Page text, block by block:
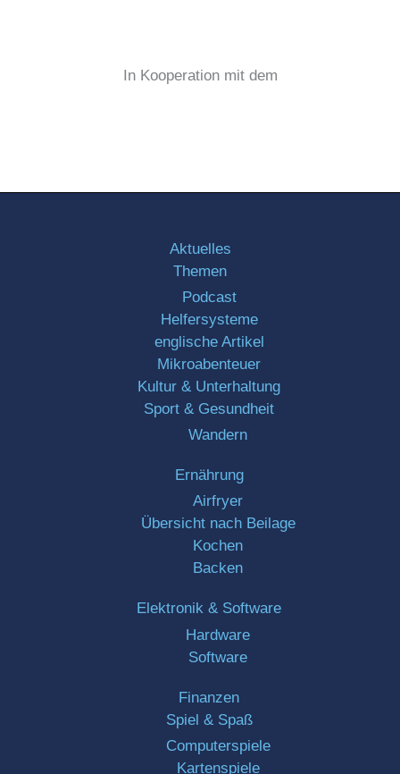
In Kooperation mit dem
Aktuelles
Themen
Podcast
Helfersysteme
englische Artikel
Mikroabenteuer
Kultur & Unterhaltung
Sport & Gesundheit
Wandern
Ernährung
Airfryer
Übersicht nach Beilage
Kochen
Backen
Elektronik & Software
Hardware
Software
Finanzen
Spiel & Spaß
Computerspiele
Kartenspiele